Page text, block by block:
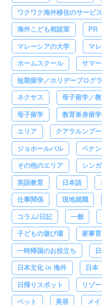
ワクワク海外移住のサービス
海外こども相談室 PR
マレーシアの大学 マ
ホームスクール サマ
短期留学／ホリデープログ
ネクサス 母子留学／
母子留学 教育単身留学
エリア クアラルンプ
ジョホールバル ペナン
その他のエリア シン
英語教育 日本語
仕事関係 現地就職
コラム/日記 一般
子どもの遊び場 家事
一時帰国のお役立ち
日本文化 in 海外 日本
日帰りスポット リゾ
ペット 美容 メ